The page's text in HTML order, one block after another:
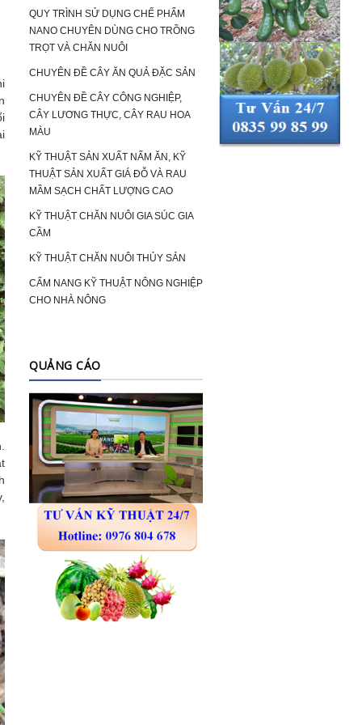
QUY TRÌNH SỬ DỤNG CHẾ PHẨM
NANO CHUYÊN DÙNG CHO TRỒNG
TRỌT VÀ CHĂN NUÔI
CHUYÊN ĐỀ CÂY ĂN QUẢ ĐẶC SẢN
CHUYÊN ĐỀ CÂY CÔNG NGHIỆP,
CÂY LƯƠNG THỰC, CÂY RAU HOA
MÀU
KỸ THUẬT SẢN XUẤT NẤM ĂN, KỸ
THUẬT SẢN XUẤT GIÁ ĐỖ VÀ RAU
MẦM SẠCH CHẤT LƯỢNG CAO
KỸ THUẬT CHĂN NUÔI GIA SÚC GIA
CẦM
KỸ THUẬT CHĂN NUÔI THỦY SẢN
CẨM NANG KỸ THUẬT NÔNG NGHIỆP
CHO NHÀ NÔNG
QUẢNG CÁO